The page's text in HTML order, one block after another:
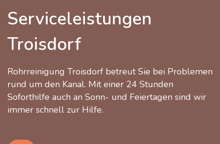
Serviceleistungen
Troisdorf
Rohrreinigung Troisdorf betreut Sie bei Problemen
rund um den Kanal. Mit einer 24 Stunden
Soforthilfe auch an Sonn- und Feiertagen sind wir
immer schnell zur Hilfe.